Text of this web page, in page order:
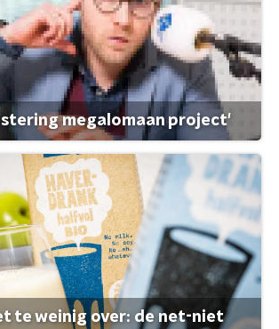
megalomaan project'
te weinig over: de net-niet